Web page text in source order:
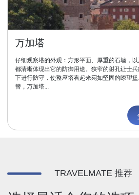
万加塔
仔细观察塔的外观：方形平面、厚重的石墙，以
都清晰体现出它的防御用途。狭窄的射孔让士
下进行防守，使整座塔看起来宛如坚固的瞭望
替，万加塔...
TRAVELMATE 推荐